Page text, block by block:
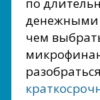
денежными
чем